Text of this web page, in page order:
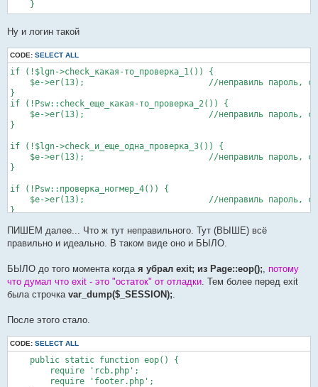
Ну и логин такой
CODE: SELECT ALL
if (!$lgn->check_какая-то_проверка_1()) {
    $e->er(13);				//неправиль пароль, стоп
}
if (!Psw::check_еще_какая-то_проверка_2()) {
    $e->er(13);				//неправиль пароль, стоп
}
if (!$lgn->check_и_еще_одна_проверка_3()) {
    $e->er(13);				//неправиль пароль, стоп
}
if (!Psw::проверка_ногмер_4()) {
    $e->er(13);				//неправиль пароль, стоп
}
UserProfile::load_user_profile($lgn->uid);	//загрука профиля
UserSession::upd_sess_in_login_process();
ПИШЕМ далее... Что ж тут неправильного. Тут (ВЫШЕ) всё
правильно и идеально. В таком виде оно и БЫЛО.
БЫЛО до того момента когда я убрал exit; из Page::eop();
потому
что думал что exit - это "остаток" от отладки . Тем более перед exit
была строчка var_dump($_SESSION);
После этого стало.
CODE: SELECT ALL
    public static function eop() {
        require 'rcb.php';
        require 'footer.php';